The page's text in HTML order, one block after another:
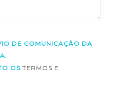
DE COMUNICAÇÃO DA
OS TERMOS E